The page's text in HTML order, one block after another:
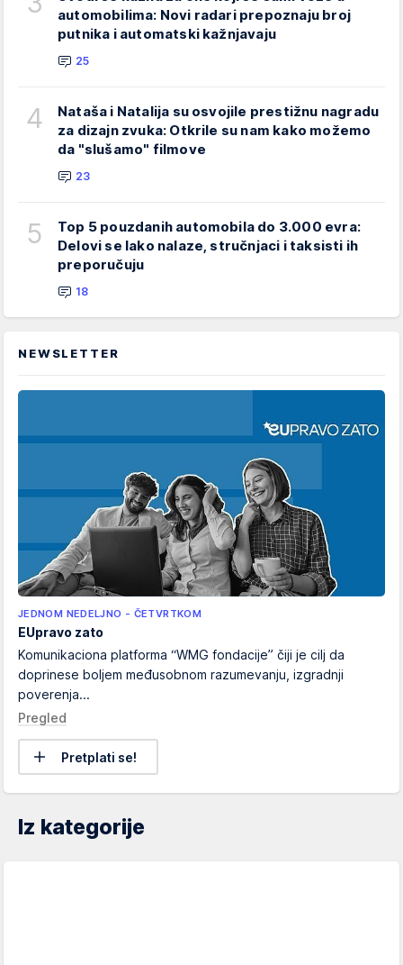
automobilima: Novi radari prepoznaju broj
putnika i automatski kažnjavaju
25
4
Nataša i Natalija su osvojile prestižnu nagradu
za dizajn zvuka: Otkrile su nam kako možemo
da "slušamo" filmove
23
5
Top 5 pouzdanih automobila do 3.000 evra:
Delovi se lako nalaze, stručnjaci i taksisti ih
preporučuju
18
NEWSLETTER
JEDNOM NEDELJNO - ČETVRTKOM
EUpravo zato
Komunikaciona platforma “WMG fondacije” čiji je cilj da
doprinese boljem međusobnom razumevanju, izgradnji
poverenja...
Pregled
Pretplati se!
Iz kategorije